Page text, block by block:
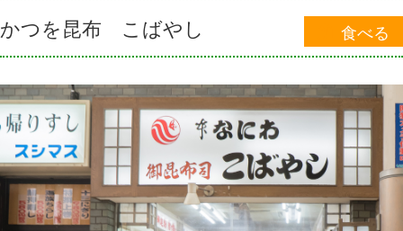
かつを昆布 こばやし 食べる